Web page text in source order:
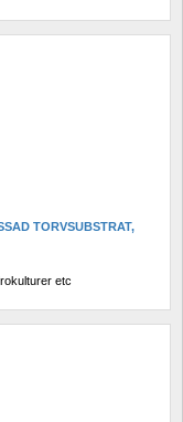
TORVSUBSTRAT,
etc